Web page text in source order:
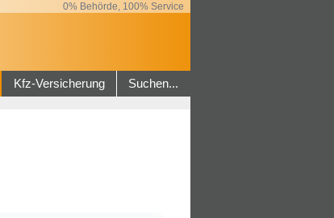
0% Behörde, 100% Service
Kfz-Versicherung Suchen...